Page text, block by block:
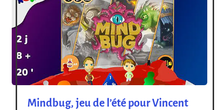
Mindbug, jeu de l’été pour Vincent